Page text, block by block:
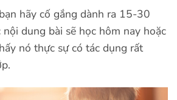
hãy cố gắng dành ra 15-30
dung bài sẽ học hôm nay hoặc
nó thực sự có tác dụng rất